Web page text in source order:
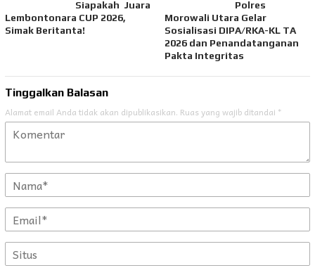
Siapakah Juara
Lembontonara CUP 2026,
Simak Beritanta!
Polres
Morowali Utara Gelar
Sosialisasi DIPA/RKA-KL TA
2026 dan Penandatanganan
Pakta Integritas
Tinggalkan Balasan
Alamat email Anda tidak akan dipublikasikan. Ruas yang wajib ditandai *